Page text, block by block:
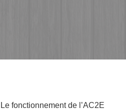
Le fonctionnement de l’AC2E